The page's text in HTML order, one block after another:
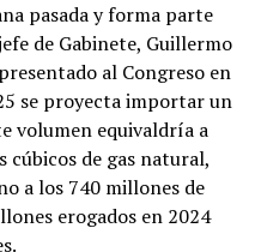
pasada y forma parte
de Gabinete, Guillermo
al Congreso en
se proyecta importar un
volumen equivaldría a
cúbicos de gas natural,
a los 740 millones de
erogados en 2024